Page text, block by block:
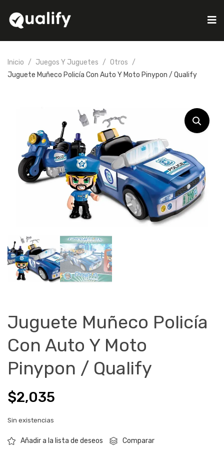
Inicio Juegos Y Juguetes
Otros
Juguete Muñeco Policía Con Auto Y Moto Pinypon / Qualify
Juguete Muñeco Policía
Con Auto Y Moto
Pinypon / Qualify
$2,035
Sin existencias
Añadir a la lista de deseos Comparar